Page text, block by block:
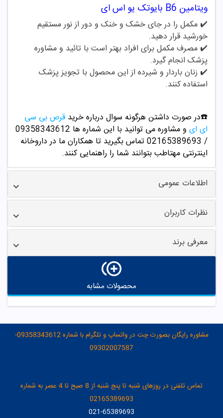
ویتامین B6 بایوتک یو اس ای
✔️ مکمل را در جای خشک و خنک و دور از نور مستقیم
خورشید قرار دهید.
✔️مصرف مکمل برای افراد بهتر است با تائید و مشاوره
پزشک انجام گیرد.
✔️ زنان باردار و شیرده از این محصول با تجویز پزشک
استفاده کنند.
☎️در صورت داشتن هرگونه سوال درباره خرید قرص بی سی
ای ای
و مشاوره می توانید با این شماره ها 09358343612
/ 02165389693
تماس بگیرید تا همکاران ما در داروخانه
اینترنتی مهتاطب بتوانند شما را راهنمایی کنند.
اطلاعات عمومی
نظرات کاربران
معرفی برند
محصولات مشابه
مشاوره رایگان بصورت چت در واتساپ و تلگرام با شماره 09358343612-
09302007587
تماس تلفنی در روزهای شنبه تا پنج شنبه از 8 صبح تا 4 عصر به شماره
02165389693
021-65389693